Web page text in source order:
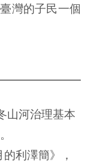
灣的子民一個
山河治理基本
利澤簡》，